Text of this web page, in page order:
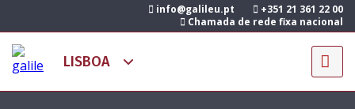
info@galileu.pt
+351 21 361 22 00
Chamada de rede fixa nacional